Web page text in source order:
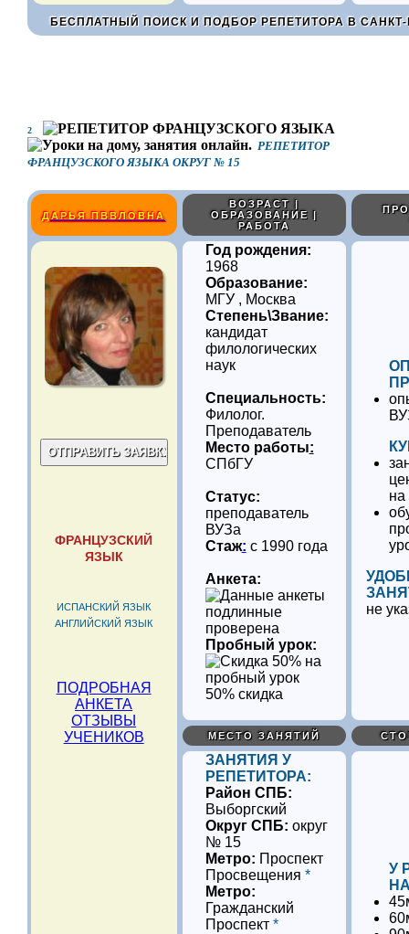
БЕСПЛАТНЫЙ ПОИСК И ПОДБОР РЕПЕТИТОРА В САНКТ-
2
РЕПЕТИТОР
ФРАНЦУЗСКОГО ЯЗЫКА ОКРУГ № 15
ДАРЬЯ ПВВЛОВНА
ВОЗРАСТ |
ОБРАЗОВАНИЕ |
РАБОТА
ФРАНЦУЗСКИЙ
ЯЗЫК
ИСПАНСКИЙ ЯЗЫК
АНГЛИЙСКИЙ ЯЗЫК
ПОДРОБНАЯ
АНКЕТА
ОТЗЫВЫ
УЧЕНИКОВ
Год рождения:
1968
Образование:
МГУ , Москва
Степень\Звание:
кандидат
филологических
наук
Специальность:
Филолог.
Преподаватель
Место работы:
СПбГУ
Статус:
преподаватель
ВУЗа
Стаж: с 1990 года
Анкета:
проверена
Пробный урок:
50% скидка
на
не
МЕСТО ЗАНЯТИЙ
ЗАНЯТИЯ У
РЕПЕТИТОРА:
Район СПБ:
Выборгский
Округ СПБ: округ
№ 15
Метро: Проспект
Просвещения *
Метро:
Гражданский
Проспект *
У